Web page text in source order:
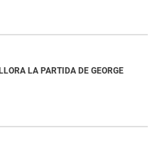
LA PARTIDA DE GEORGE